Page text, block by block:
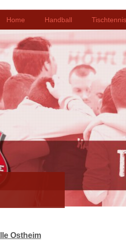
Home Handball Tischtennis
Ostheim